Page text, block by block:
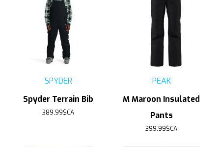
SPYDER
Spyder Terrain Bib
389,99$CA
PEAK
M Maroon Insulated
Pants
399,99$CA